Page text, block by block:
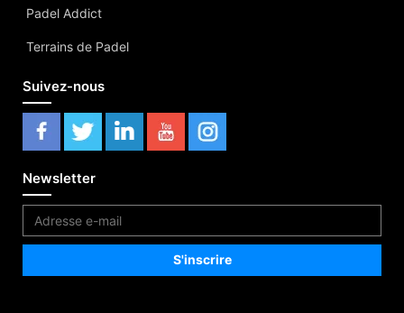
Padel Addict
Terrains de Padel
Suivez-nous
Newsletter